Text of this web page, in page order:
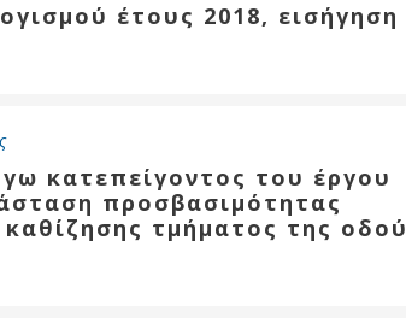
έτους 2018, εισήγηση
κατεπείγοντος του έργου
προσβασιμότητας
τμήματος της οδού